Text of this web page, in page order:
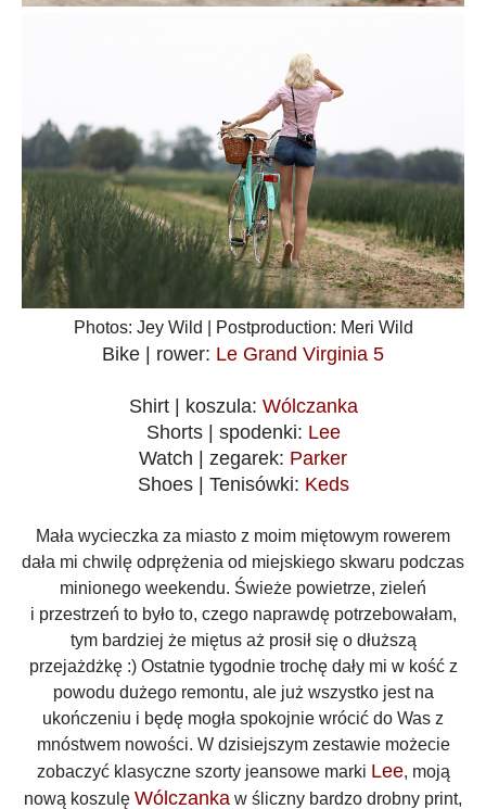
Photos: Jey Wild | Postproduction: Meri Wild
Bike | rower: Le Grand Virginia 5
Shirt | koszula: Wólczanka
Shorts | spodenki: Lee
Watch | zegarek: Parker
Shoes | Tenisówki: Keds
Mała wycieczka za miasto z moim miętowym rowerem
dała mi chwilę odprężenia od miejskiego skwaru podczas
minionego weekendu. Świeże powietrze, zieleń
i przestrzeń to było to, czego naprawdę potrzebowałam,
tym bardziej że miętus aż prosił się o dłuższą
przejażdżkę :) Ostatnie tygodnie trochę dały mi w kość z
powodu dużego remontu, ale już wszystko jest na
ukończeniu i będę mogła spokojnie wrócić do Was z
mnóstwem nowości. W dzisiejszym zestawie możecie
zobaczyć klasyczne szorty jeansowe marki Lee, moją
nową koszulę Wólczanka w śliczny bardzo drobny print,